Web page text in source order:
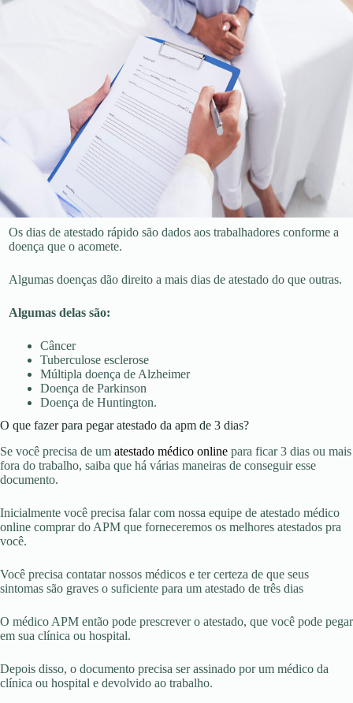
Os dias de atestado rápido são dados aos trabalhadores conforme a
doença que o acomete.
Algumas doenças dão direito a mais dias de atestado do que outras.
Algumas delas são:
Câncer
Tuberculose esclerose
Múltipla doença de Alzheimer
Doença de Parkinson
Doença de Huntington.
O que fazer para pegar atestado da apm de 3 dias?
Se você precisa de um atestado médico online para ficar 3 dias ou mais
fora do trabalho, saiba que há várias maneiras de conseguir esse
documento.
Inicialmente você precisa falar com nossa equipe de atestado médico
online comprar do APM que forneceremos os melhores atestados pra
você.
Você precisa contatar nossos médicos e ter certeza de que seus
sintomas são graves o suficiente para um atestado de três dias
O médico APM então pode prescrever o atestado, que você pode pegar
em sua clínica ou hospital.
Depois disso, o documento precisa ser assinado por um médico da
clínica ou hospital e devolvido ao trabalho.